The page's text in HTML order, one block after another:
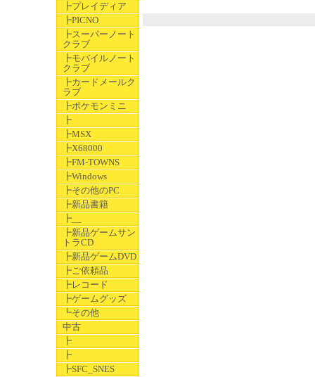
┣プレイディア
┣PICNO
┣スーパーノート
クラブ
┣モバイルノート
クラブ
┣カードメールク
ラブ
┣ポケモンミニ
┣
┣MSX
┣X68000
┣FM-TOWNS
┣Windows
┣その他のPC
┣新品書籍
┣__
┣新品ゲームサン
トラCD
┣新品ゲームDVD
┣ご依頼品
┣レコード
┣ゲームグッズ
┗その他
中古
┣
┣
┣SFC_SNES